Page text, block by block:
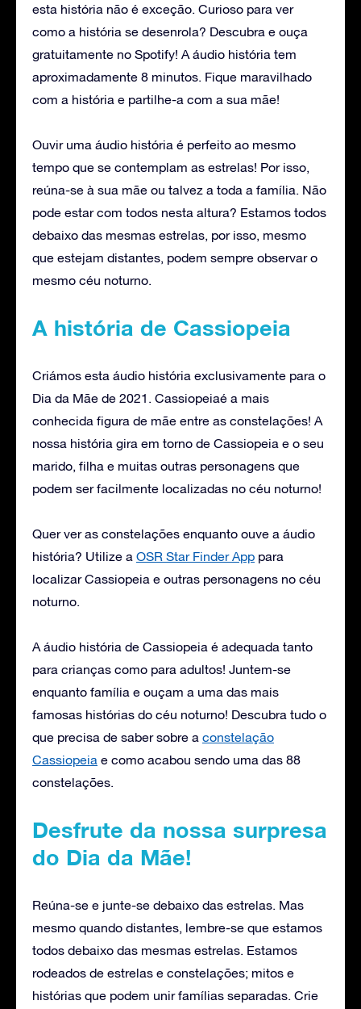
esta história não é exceção. Curioso para ver
como a história se desenrola? Descubra e ouça
gratuitamente no Spotify! A áudio história tem
aproximadamente 8 minutos. Fique maravilhado
com a história e partilhe-a com a sua mãe!
Ouvir uma áudio história é perfeito ao mesmo
tempo que se contemplam as estrelas! Por isso,
reúna-se à sua mãe ou talvez a toda a família. Não
pode estar com todos nesta altura? Estamos todos
debaixo das mesmas estrelas, por isso, mesmo
que estejam distantes, podem sempre observar o
mesmo céu noturno.
A história de Cassiopeia
Criámos esta áudio história exclusivamente para o
Dia da Mãe de 2021. Cassiopeiaé a mais
conhecida figura de mãe entre as constelações! A
nossa história gira em torno de Cassiopeia e o seu
marido, filha e muitas outras personagens que
podem ser facilmente localizadas no céu noturno!
Quer ver as constelações enquanto ouve a áudio
história? Utilize a OSR Star Finder App para
localizar Cassiopeia e outras personagens no céu
noturno.
A áudio história de Cassiopeia é adequada tanto
para crianças como para adultos! Juntem-se
enquanto família e ouçam a uma das mais
famosas histórias do céu noturno! Descubra tudo o
que precisa de saber sobre a constelação
Cassiopeia e como acabou sendo uma das 88
constelações.
Desfrute da nossa surpresa
do Dia da Mãe!
Reúna-se e junte-se debaixo das estrelas. Mas
mesmo quando distantes, lembre-se que estamos
todos debaixo das mesmas estrelas. Estamos
rodeados de estrelas e constelações; mitos e
histórias que podem unir famílias separadas. Crie